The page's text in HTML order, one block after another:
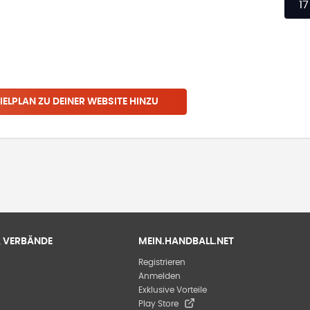
17
ZU DEINER WEBSITE HINZU
VERBÄNDE MEIN.HANDBALL.NET
Registrieren
Anmelden
Exklusive Vorteile
Play Store